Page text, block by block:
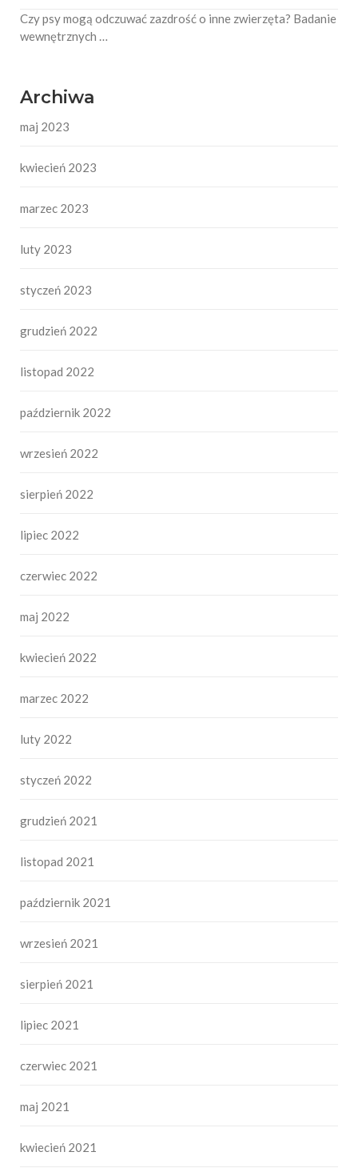
Czy psy mogą odczuwać zazdrość o inne zwierzęta? Badanie
wewnętrznych …
Archiwa
maj 2023
kwiecień 2023
marzec 2023
luty 2023
styczeń 2023
grudzień 2022
listopad 2022
październik 2022
wrzesień 2022
sierpień 2022
lipiec 2022
czerwiec 2022
maj 2022
kwiecień 2022
marzec 2022
luty 2022
styczeń 2022
grudzień 2021
listopad 2021
październik 2021
wrzesień 2021
sierpień 2021
lipiec 2021
czerwiec 2021
maj 2021
kwiecień 2021